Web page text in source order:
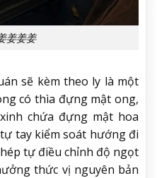
姜姜姜
sẽ kèm theo ly là một
có thìa đựng mật ong,
chứa đựng mật hoa
tay kiểm soát hướng đi
tự điều chỉnh độ ngọt
thức vị nguyên bản